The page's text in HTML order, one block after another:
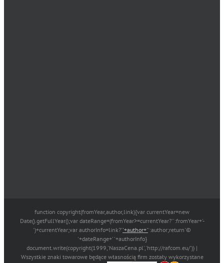
function copyright(fromYear,author,link){var currentYear=new
Date().getFullYear();var dateRange=(fromYear>=currentYear?'':fromYear+'-
')+currentYear;var authorInfo=link?''+author+'':author;return'©
'+dateRange+' '+authorInfo}
document.write(copyright(1999,'NaszaCena.pl','http://rafcom.eu/')) |
Wszystkie znaki towarowe będące własnością firm zostały wykorzystane